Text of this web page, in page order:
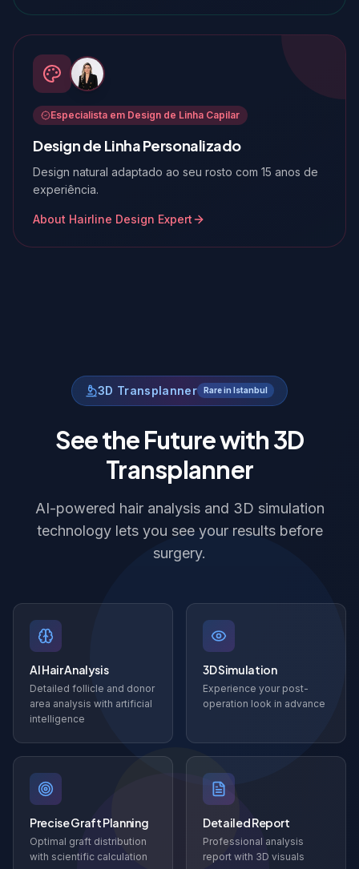
Especialista em Design de Linha Capilar
Design de Linha Personalizado
Design natural adaptado ao seu rosto com 15 anos de
experiência.
About Hairline Design Expert
3D Transplanner Rare in Istanbul
See the Future with 3D
Transplanner
AI-powered hair analysis and 3D simulation
technology lets you see your results before
surgery.
AI Hair Analysis
Detailed follicle and donor
area analysis with artificial
intelligence
3D Simulation
Experience your post-
operation look in advance
Precise Graft Planning
Optimal graft distribution
with scientific calculation
Detailed Report
Professional analysis
report with 3D visuals